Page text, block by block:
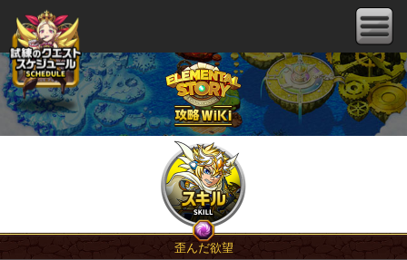
歪んだ欲望